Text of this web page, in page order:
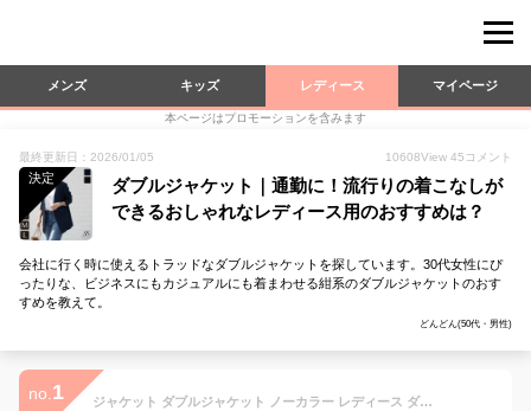
メンズ キッズ レディース マイページ
本ページはプロモーションを含みます
最終更新日：2026/01/05 10608View 45 コメント
決定
ダブルジャケット｜通勤に！流行りの着こなしが
できるおしゃれなレディース用のおすすめは？
会社に行く時に使えるトラッドなダブルジャケットを探しています。30代女性にぴ
ったりな、ビジネスにもカジュアルにも着まわせる紺系のダブルジャケットのおす
すめを教えて。
どんどん(50代・男性)
no. 1 ジャケット ダブルジャケット ノーカラー レディース ダブル 春 アウター きれいめ 大人 上品 ママ 七五三 お宮参り 前撮り S M L 9号 11号 13号 スーツ ブラック ネイビー